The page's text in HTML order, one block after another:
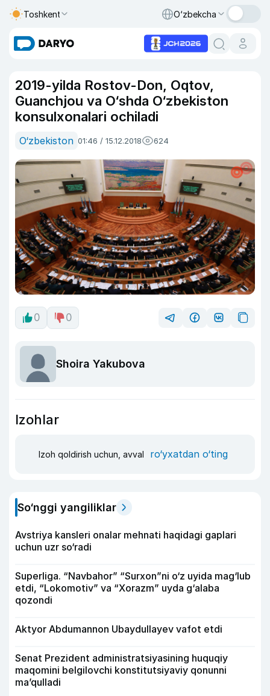
Toshkent O‘zbekcha
2019-yilda Rostov-Don, Oqtov,
Guanchjou va O‘shda O‘zbekiston
konsulxonalari ochiladi
O‘zbekiston 01:46 / 15.12.2018 624
0 0
Shoira Yakubova
Izohlar
Izoh qoldirish uchun, avval ro‘yxatdan o‘ting
So‘nggi yangiliklar
Avstriya kansleri onalar mehnati haqidagi gaplari
uchun uzr so‘radi
Superliga. “Navbahor” “Surxon”ni o‘z uyida mag‘lub
etdi, “Lokomotiv” va “Xorazm” uyda g‘alaba
qozondi
Aktyor Abdu­mannon Ubaydullayev vafot etdi
Senat Prezident administratsiyasining huquqiy
maqomini belgilovchi konstitutsiyaviy qonunni
ma’qulladi